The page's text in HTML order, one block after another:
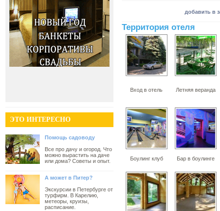
ЭТО ИНТЕРЕСНО
Помощь садоводу
Все про дачу и огород. Что
можно вырастить на даче
или дома? Советы и опыт.
А может в Питер?
Экскурсии в Петербурге от
турфирм. В Карелию,
метеоры, круизы,
расписание.
добавить в
Территория отеля
Вход в отель Летняя веранда
Боулинг клуб Бар в боулинге